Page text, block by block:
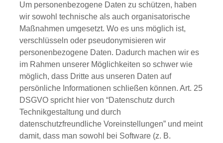
Um personenbezogene Daten zu schützen, haben
wir sowohl technische als auch organisatorische
Maßnahmen umgesetzt. Wo es uns möglich ist,
verschlüsseln oder pseudonymisieren wir
personenbezogene Daten. Dadurch machen wir es
im Rahmen unserer Möglichkeiten so schwer wie
möglich, dass Dritte aus unseren Daten auf
persönliche Informationen schließen können. Art. 25
DSGVO spricht hier von “Datenschutz durch
Technikgestaltung und durch
datenschutzfreundliche Voreinstellungen” und meint
damit, dass man sowohl bei Software (z. B.